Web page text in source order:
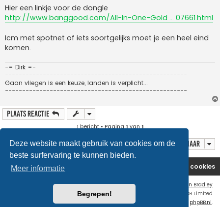
Deze website maakt gebruik van cookies om de
beste surfervaring te kunnen bieden.
Meer informatie
Begrepen!
Hier een linkje voor de dongle
http://www.banggood.com/All-In-One-Gold ... 07661.html
Icm met spotnet of iets soortgelijks moet je een heel eind
komen.
-= Dirk =-
-----------------------------------------------------
Gaan vliegen is een keuze, landen is verplicht...
-----------------------------------------------------
Plaats reactie
1 bericht • Pagina 1 van 1
Ga naar
Website Forum Verwijder cookies
Ian Bradley
Powered byphpBB
® Forum Software © phpBB Limited
Nederlandse vertaling door phpBB.nl.